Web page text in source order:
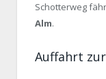
Schotterweg
Alm.
Auffahrt